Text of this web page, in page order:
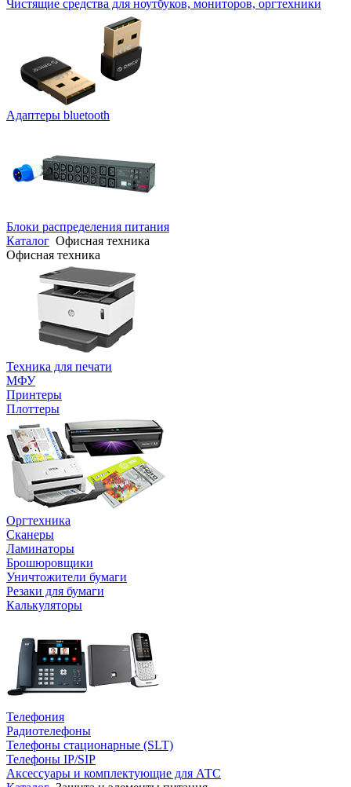
Чистящие средства для ноутбуков, мониторов, оргтехники
Адаптеры bluetooth
Блоки распределения питания
Каталог Офисная техника
Офисная техника
Техника для печати
МФУ
Принтеры
Плоттеры
Оргтехника
Сканеры
Ламинаторы
Брошюровщики
Уничтожители бумаги
Резаки для бумаги
Калькуляторы
Телефония
Радиотелефоны
Телефоны стационарные (SLT)
Телефоны IP/SIP
Аксессуары и комплектующие для АТС